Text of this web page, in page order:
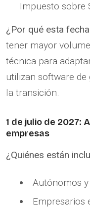
Impuesto sobre
¿Por qué esta
tener mayor
técnica para
utilizan software de
la transición.
1 de julio de 2027:
empresas
¿Quiénes están
Autónomos
Empresarios